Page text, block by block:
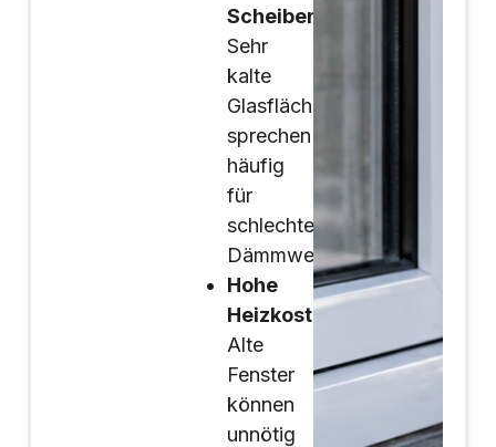
Scheiben:
Sehr
kalte
Glasflächen
sprechen
häufig
für
schlechte
Dämmwerte
Hohe
Heizkosten:
Alte
Fenster
können
unnötig